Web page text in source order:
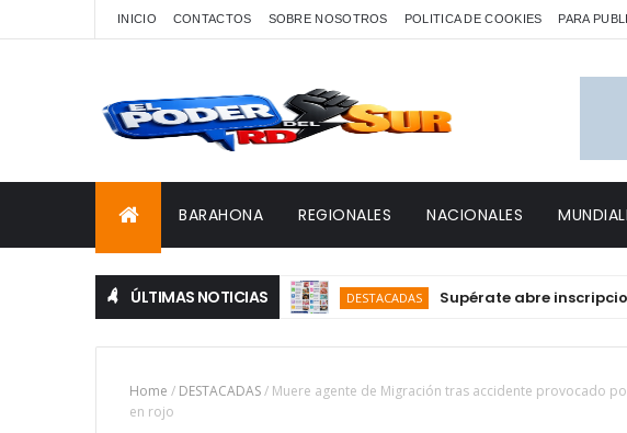
INICIO CONTACTOS SOBRE NOSOTROS POLITICA DE COOKIES PARA
BARAHONA REGIONALES NACIONALES
ÚLTIMAS NOTICIAS DESTACADAS Supérate abre inscripciones
Home / DESTACADAS/ Muere agente de Migración tras accidente provocado
en rojo